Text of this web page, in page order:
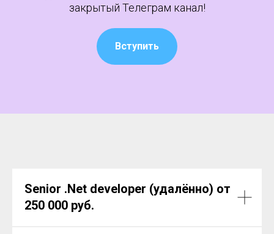
закрытый Телеграм канал!
Вступить
Senior .Net developer (удалённо) от
250 000 руб.